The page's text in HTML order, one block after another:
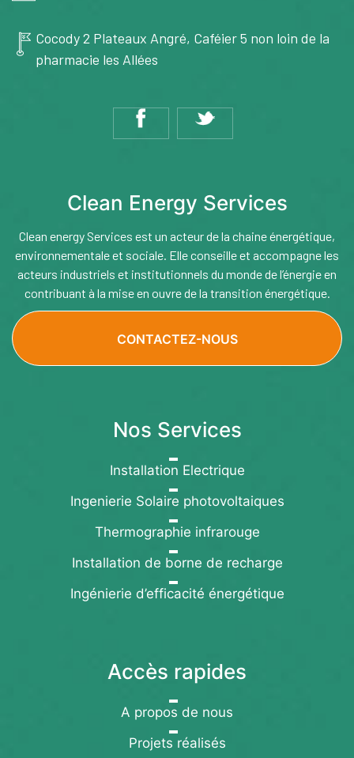
Cocody 2 Plateaux Angré, Caféier 5 non loin de la
pharmacie les Allées
Clean Energy Services
Clean energy Services est un acteur de la chaine énergétique,
environnementale et sociale. Elle conseille et accompagne les
acteurs industriels et institutionnels du monde de l’énergie en
contribuant à la mise en ouvre de la transition énergétique.
CONTACTEZ-NOUS
Nos Services
Installation Electrique
Ingenierie Solaire photovoltaiques
Thermographie infrarouge
Installation de borne de recharge
Ingénierie d’efficacité énergétique
Accès rapides
A propos de nous
Projets réalisés